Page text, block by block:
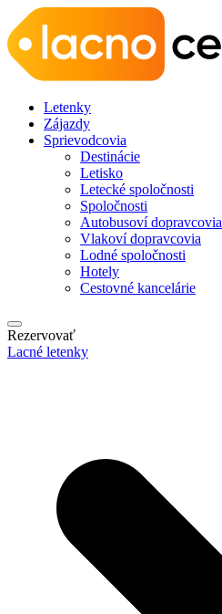
Letenky
Zájazdy
Sprievodcovia
Destinácie
Letisko
Letecké spoločnosti
Spoločnosti
Autobusoví dopravcovia
Vlakoví dopravcovia
Lodné spoločnosti
Hotely
Cestovné kancelárie
Rezervovať
Lacné letenky